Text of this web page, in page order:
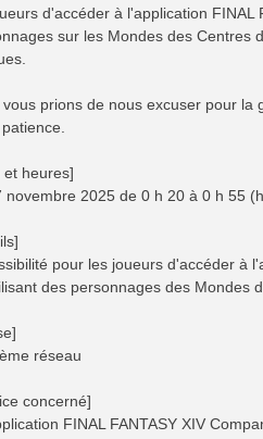
d'accéder à l'application FINAL
sur les Mondes des Centres
vous prions de nous excuser pour la
et heures]
novembre 2025 de 0 h 20 à 0 h 55
pour les joueurs d'accéder à
des personnages des Mondes
réseau
concerné]
FINAL FANTASY XIV